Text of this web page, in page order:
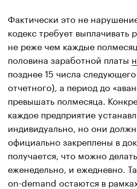
Фактически это не
кодекс требует выплачивать
не реже чем каждые
половина заработной платы
позднее 15 числа
отчетного), а период до
превышать полмесяца.
каждое предприятие
индивидуально, но они
официально закреплены в
получается, что можно
еженедельно, и ежедневно.
on-demand остаются в